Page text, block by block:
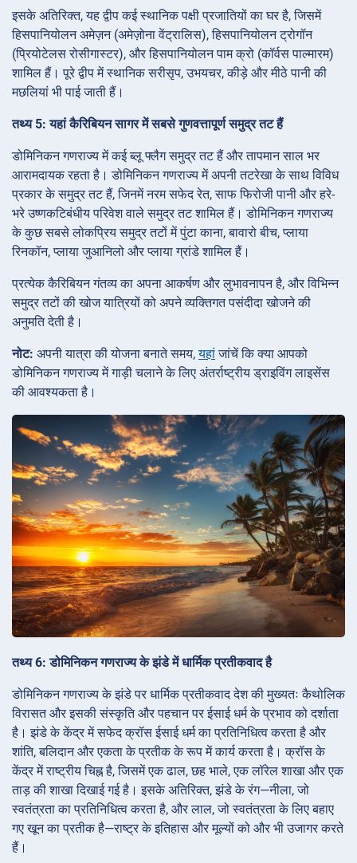
इसके अतिरिक्त, यह द्वीप कई स्थानिक पक्षी प्रजातियों का घर है, जिसमें
हिसपानियोलन अमेज़न (अमेज़ोना वेंट्रालिस), हिसपानियोलन ट्रोगॉन
(प्रियोटेलस रोसीगास्टर), और हिसपानियोलन पाम क्रो (कॉर्वस पाल्मारम)
शामिल हैं। पूरे द्वीप में स्थानिक सरीसृप, उभयचर, कीड़े और मीठे पानी की
मछलियां भी पाई जाती हैं।
तथ्य 5: यहां कैरिबियन सागर में सबसे गुणवत्तापूर्ण समुद्र तट हैं
डोमिनिकन गणराज्य में कई ब्लू फ्लैग समुद्र तट हैं और तापमान साल भर
आरामदायक रहता है। डोमिनिकन गणराज्य में अपनी तटरेखा के साथ विविध
प्रकार के समुद्र तट हैं, जिनमें नरम सफेद रेत, साफ फिरोजी पानी और हरे-
भरे उष्णकटिबंधीय परिवेश वाले समुद्र तट शामिल हैं। डोमिनिकन गणराज्य
के कुछ सबसे लोकप्रिय समुद्र तटों में पुंटा काना, बावारो बीच, प्लाया
रिनकॉन, प्लाया जुआनिलो और प्लाया ग्रांडे शामिल हैं।
प्रत्येक कैरिबियन गंतव्य का अपना आकर्षण और लुभावनापन है, और विभिन्न
समुद्र तटों की खोज यात्रियों को अपने व्यक्तिगत पसंदीदा खोजने की
अनुमति देती है।
नोट: अपनी यात्रा की योजना बनाते समय,यहांजांचें कि क्या आपको
डोमिनिकन गणराज्य में गाड़ी चलाने के लिए अंतर्राष्ट्रीय ड्राइविंग लाइसेंस
की आवश्यकता है।
तथ्य 6: डोमिनिकन गणराज्य के झंडे में धार्मिक प्रतीकवाद है
डोमिनिकन गणराज्य के झंडे पर धार्मिक प्रतीकवाद देश की मुख्यतः कैथोलिक
विरासत और इसकी संस्कृति और पहचान पर ईसाई धर्म के प्रभाव को दर्शाता
है। झंडे के केंद्र में सफेद क्रॉस ईसाई धर्म का प्रतिनिधित्व करता है और
शांति, बलिदान और एकता के प्रतीक के रूप में कार्य करता है। क्रॉस के
केंद्र में राष्ट्रीय चिह्न है, जिसमें एक ढाल, छह भाले, एक लॉरेल शाखा और एक
ताड़ की शाखा दिखाई गई है। इसके अतिरिक्त, झंडे के रंग—नीला, जो
स्वतंत्रता का प्रतिनिधित्व करता है, और लाल, जो स्वतंत्रता के लिए बहाए
गए खून का प्रतीक है—राष्ट्र के इतिहास और मूल्यों को और भी उजागर करते
हैं।